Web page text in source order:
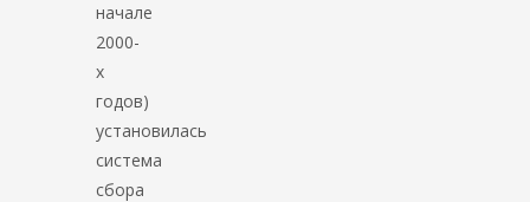
начале
2000-
х
годов)
установилась
система
сбора